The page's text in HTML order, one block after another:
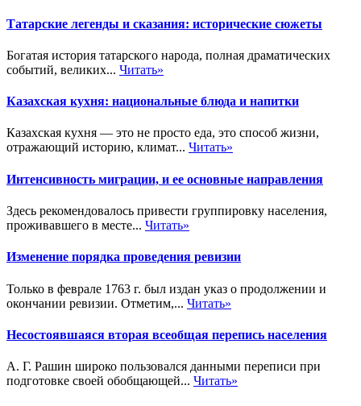
Татарские легенды и сказания: исторические сюжеты
Богатая история татарского народа, полная драматических
событий, великих... Читать»
Казахская кухня: национальные блюда и напитки
Казахская кухня — это не просто еда, это способ жизни,
отражающий историю, климат... Читать»
Интенсивность миграции, и ее основные направления
Здесь рекомендовалось привести группировку населения,
проживавшего в месте... Читать»
Изменение порядка проведения ревизии
Только в феврале 1763 г. был издан указ о продолжении и
окончании ревизии. Отметим,... Читать»
Несостоявшаяся вторая всеобщая перепись населения
А. Г. Рашин широко пользовался данными переписи при
подготовке своей обобщающей... Читать»